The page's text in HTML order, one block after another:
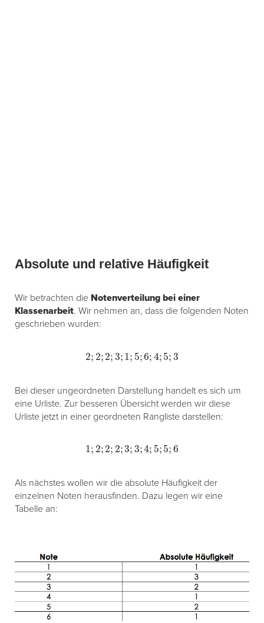
Absolute und relative Häufigkeit
Wir betrachten die Notenverteilung bei einer
Klassenarbeit. Wir nehmen an, dass die folgenden Noten
geschrieben wurden:
2;2;2;3;1; 5;6;4 ;5;3
Bei dieser ungeordneten Darstellung handelt es sich um
eine Urliste. Zur besseren Übersicht werden wir diese
Urliste jetzt in einer geordneten Rangliste darstellen:
1;2;2 2;3; 3;4;5 ;5;6
Als nächstes wollen wir die absolute Häufigkeit der
einzelnen Noten herausfinden. Dazu legen wir eine
Tabelle an: